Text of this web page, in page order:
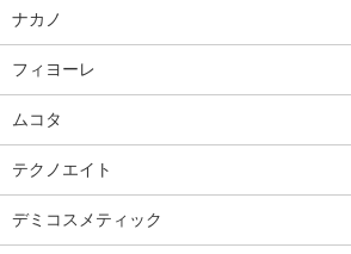
ナカノ
フィヨーレ
ムコタ
テクノエイト
デミコスメティック